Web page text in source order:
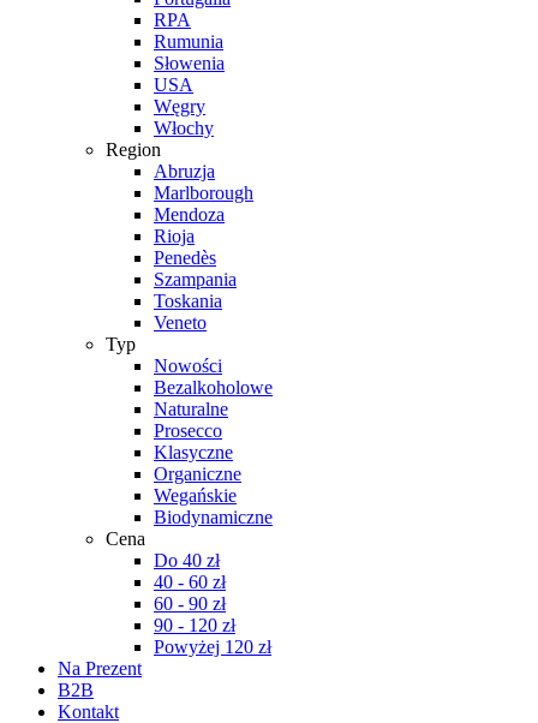
RPA
Rumunia
Słowenia
USA
Węgry
Włochy
Region
Abruzja
Marlborough
Mendoza
Rioja
Penedès
Szampania
Toskania
Veneto
Typ
Nowości
Bezalkoholowe
Naturalne
Prosecco
Klasyczne
Organiczne
Wegańskie
Biodynamiczne
Cena
Do 40 zł
40 - 60 zł
60 - 90 zł
90 - 120 zł
Powyżej 120 zł
Na Prezent
B2B
Kontakt